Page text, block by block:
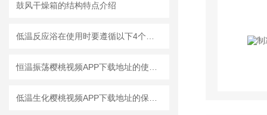
鼓风干燥箱的结构特点介绍